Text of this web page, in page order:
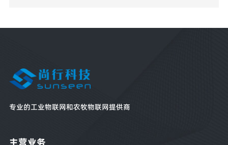
专业的工业物联网和农牧物联网提供商
主营业务